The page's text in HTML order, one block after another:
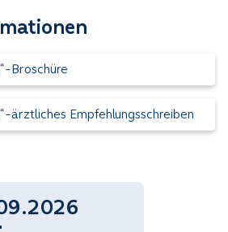
Broschüre
ärztliches Empfehlungsschreiben